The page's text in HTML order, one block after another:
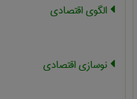
الگوی اقتصادی
نوسازی اقتصادی